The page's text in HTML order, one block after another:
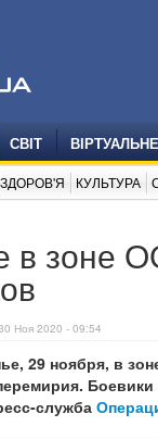
СВІТ
ЗДОРОВ'Я КУЛЬТУРА
в зоне
Ноя 2020 - 09:54
29 ноября, в
служба